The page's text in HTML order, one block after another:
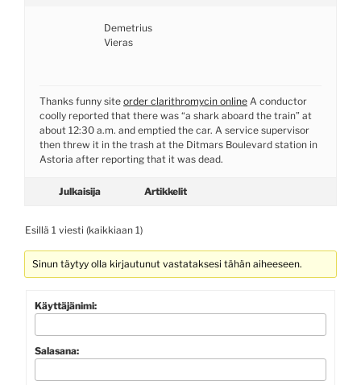
Demetrius
Vieras
Thanks funny site order clarithromycin online A conductor
coolly reported that there was “a shark aboard the train” at
about 12:30 a.m. and emptied the car. A service supervisor
then threw it in the trash at the Ditmars Boulevard station in
Astoria after reporting that it was dead.
Julkaisija Artikkelit
Esillä 1 viesti (kaikkiaan 1)
Sinun täytyy olla kirjautunut vastataksesi tähän aiheeseen.
Käyttäjänimi:
Salasana: